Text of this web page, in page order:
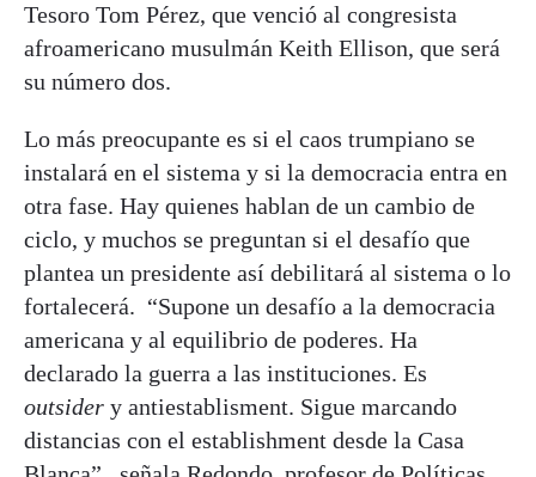
Tesoro Tom Pérez, que venció al congresista
afroamericano musulmán Keith Ellison, que será
su número dos.
Lo más preocupante es si el caos trumpiano se
instalará en el sistema y si la democracia entra en
otra fase. Hay quienes hablan de un cambio de
ciclo, y muchos se preguntan si el desafío que
plantea un presidente así debilitará al sistema o lo
fortalecerá. “Supone un desafío a la democracia
americana y al equilibrio de poderes. Ha
declarado la guerra a las instituciones. Es
outsider y antiestablisment. Sigue marcando
distancias con el establishment desde la Casa